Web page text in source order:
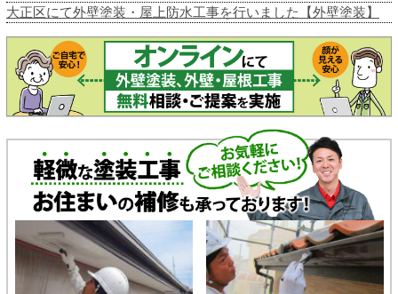
大正区にて外壁塗装・屋上防水工事を行いました【外壁塗装】